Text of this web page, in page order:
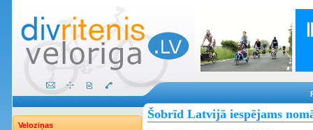
Veloziņas
Šobrīd Latvijā iespējams